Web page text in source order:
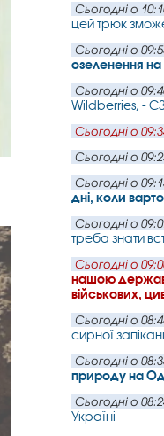
Сьогодні о
цей трюк
Сьогодні о
озеленення на
Сьогодні о
Wildberries, -
Сьогодні о
Сьогодні о
Сьогодні о
дні, коли
Сьогодні о
треба знати
Сьогодні о
нашою
військових,
Сьогодні о
сирної
Сьогодні о
природу на
Сьогодні о
Україні